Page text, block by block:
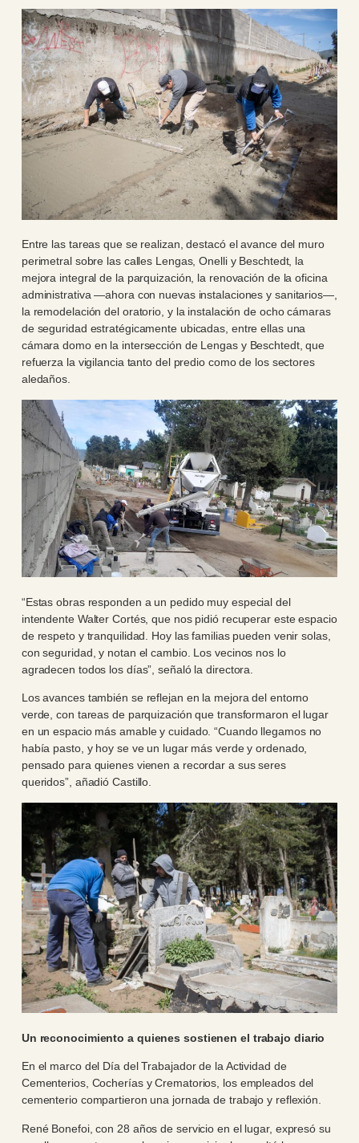
Entre las tareas que se realizan, destacó el avance del muro
perimetral sobre las calles Lengas, Onelli y Beschtedt, la
mejora integral de la parquización, la renovación de la oficina
administrativa —ahora con nuevas instalaciones y sanitarios—,
la remodelación del oratorio, y la instalación de ocho cámaras
de seguridad estratégicamente ubicadas, entre ellas una
cámara domo en la intersección de Lengas y Beschtedt, que
refuerza la vigilancia tanto del predio como de los sectores
aledaños.
“Estas obras responden a un pedido muy especial del
intendente Walter Cortés, que nos pidió recuperar este espacio
de respeto y tranquilidad. Hoy las familias pueden venir solas,
con seguridad, y notan el cambio. Los vecinos nos lo
agradecen todos los días”, señaló la directora.
Los avances también se reflejan en la mejora del entorno
verde, con tareas de parquización que transformaron el lugar
en un espacio más amable y cuidado. “Cuando llegamos no
había pasto, y hoy se ve un lugar más verde y ordenado,
pensado para quienes vienen a recordar a sus seres
queridos”, añadió Castillo.
Un reconocimiento a quienes sostienen el trabajo diario
En el marco del Día del Trabajador de la Actividad de
Cementerios, Cocherías y Crematorios, los empleados del
cementerio compartieron una jornada de trabajo y reflexión.
René Bonefoi, con 28 años de servicio en el lugar, expresó su